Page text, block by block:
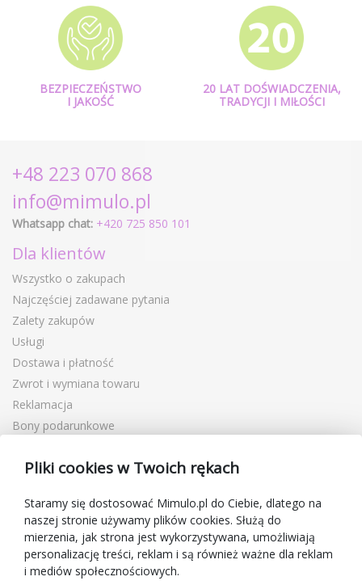
BEZPIECZEŃSTWO
I JAKOŚĆ
20 LAT DOŚWIADCZENIA,
TRADYCJI I MIŁOŚCI
+48 223 070 868
info@mimulo.pl
Whatsapp chat: +420 725 850 101
Dla klientów
Wszystko o zakupach
Najczęściej zadawane pytania
Zalety zakupów
Usługi
Dostawa i płatność
Zwrot i wymiana towaru
Reklamacja
Bony podarunkowe
Blog
O sprzedawcy
Mimulo.pl
Regulamin sklepu
Ochrona danych osobowych GDPR
Pliki cookies w Twoich rękach
Staramy się dostosować Mimulo.pl do Ciebie, dlatego na
naszej stronie używamy plików cookies. Służą do
mierzenia, jak strona jest wykorzystywana, umożliwiają
personalizację treści, reklam i są również ważne dla reklam
i mediów społecznościowych.